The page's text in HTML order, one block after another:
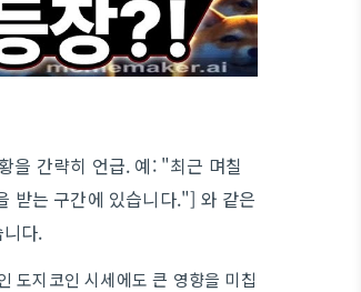
을 간략히 언급. 예: "최근 며칠
받는 구간에 있습니다."] 와 같은
다.
도지코인 시세에도 큰 영향을 미칩